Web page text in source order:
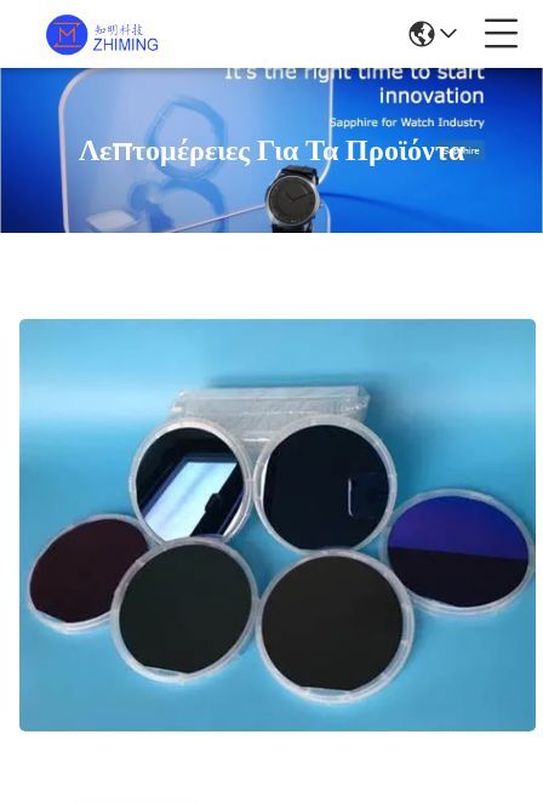
Λεπτομέρειες Για Τα Προϊόντα